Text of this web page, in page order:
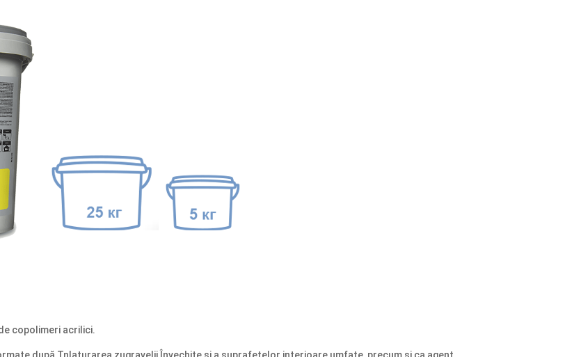
copolimeri acrilici.
după Tnlaturarea zugravelii Învechite și a suprafețelor interioare umfate, precum și ca agent